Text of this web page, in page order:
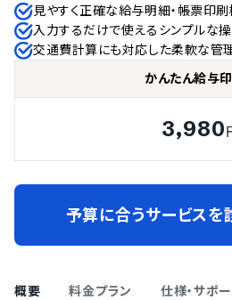
見やすく正確な給与明細・帳票印
入力するだけで使えるシンプルな
交通費計算にも対応した柔軟な管
かんたん給与
3,980
予算に合うサービス
概要 料金プラン 仕様・サポ